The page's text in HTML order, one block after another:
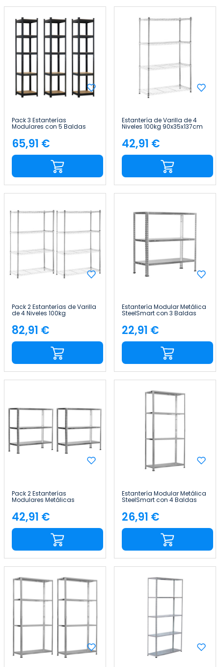
Pack 3 Estanterías
Modulares con 5 Baldas
175Kg Thinia Home
Precio
65,91 €
Estantería de Varilla de 4
Niveles 100kg 90x35x137cm
Thinia Home
Precio
42,91 €
Pack 2 Estanterías de Varilla
de 4 Niveles 100kg
90x35x137cm Thinia Home
Precio
82,91 €
Estantería Modular Metálica
SteelSmart con 3 Baldas
Precio
22,91 €
Pack 2 Estanterías
Modulares Metálicas
120kg 70x30x70cm 7house
Precio
42,91 €
Estantería Modular Metálica
SteelSmart con 4 Baldas
Precio
26,91 €